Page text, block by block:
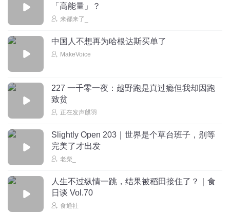
「高能量」？
来都来了_
中国人不想再为哈根达斯买单了
MakeVoice
227 一千零一夜：越野跑是真过瘾但我却因跑
致贫
正在发声麒羽
Slightly Open 203｜世界是个草台班子，别等
完美了才出发
老柴_
人生不过纵情一跳，结果被稻田接住了？｜食
日谈 Vol.70
食通社